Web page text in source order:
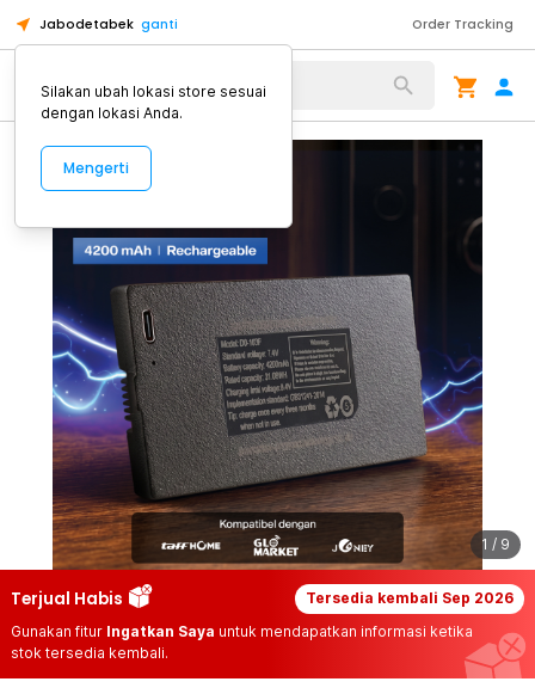
Jabodetabek ganti Order Tracking
Alat Kopi
1 / 9
Terjual Habis Tersedia kembali Sep 2026
Gunakan fitur Ingatkan Saya untuk mendapatkan informasi ketika
stok tersedia kembali.
Silakan ubah lokasi store sesuai
dengan lokasi Anda.
Mengerti